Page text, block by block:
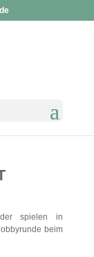
spielen in
beim